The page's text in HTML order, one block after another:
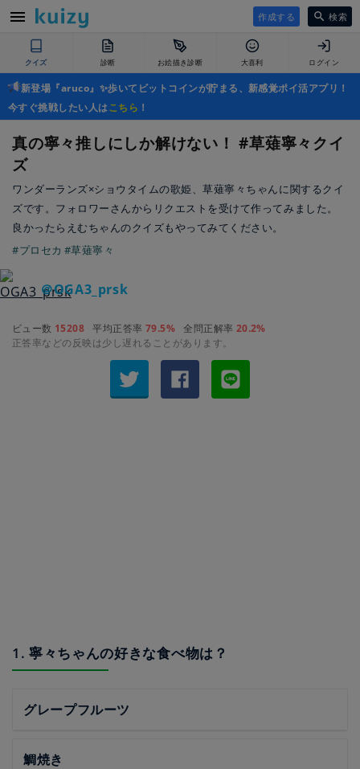
作成する 検索
クイズ 診断 お絵描き診断 大喜利 ログイン
新登場『aruco』✨歩いてビットコインが貯まる、新感覚ポイ活アプリ！
今すぐ挑戦したい人はこちら ！
真の寧々推しにしか解けない！ #草薙寧々クイ
ズ
ワンダーランズ×ショウタイムの歌姫、草薙寧々ちゃんに関するクイ
ズです。フォロワーさんからリクエストを受けて作ってみました。
良かったらえむちゃんのクイズもやってみてください。
#プロセカ #草薙寧々
＠OGA3_prsk
ビュー数 15208 平均正答率 79.5% 全問正解率 20.2%
正答率などの反映は少し遅れることがあります。
1. 寧々ちゃんの好きな食べ物は？
グレープフルーツ
鯛焼き